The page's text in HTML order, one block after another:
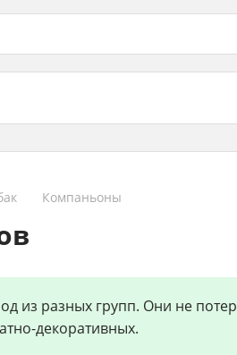
Компаньоны
из разных групп. Они не
декоративных.